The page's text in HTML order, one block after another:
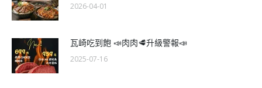
2026-04-01
瓦崎吃到飽 📣肉肉🥩升級警報📣
2025-07-16